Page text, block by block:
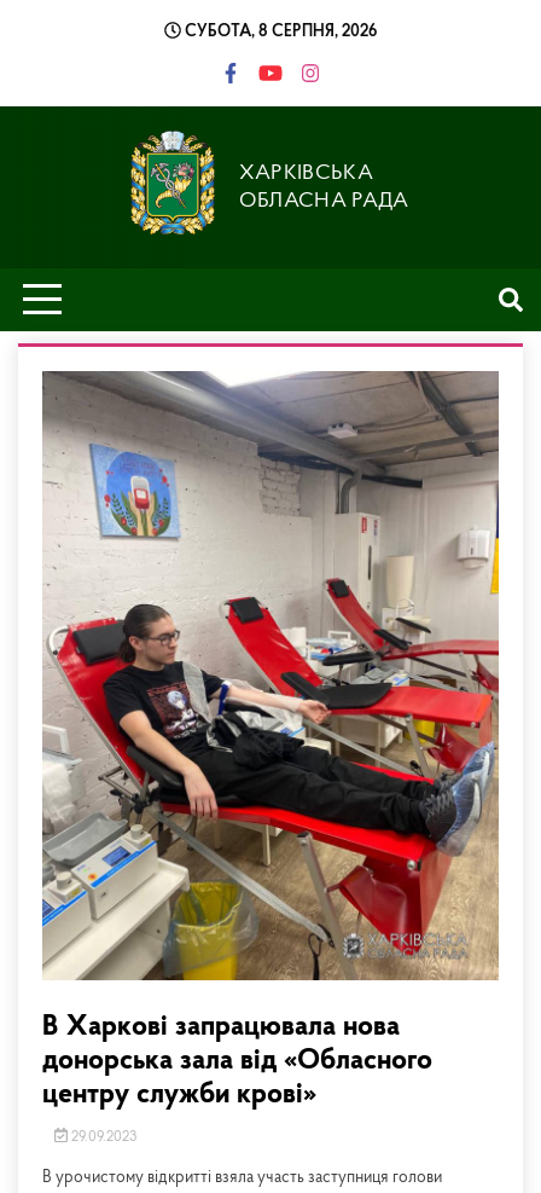
СУБОТА, 8 СЕРПНЯ, 2026
ХАРКІВСЬКА
ОБЛАСНА РАДА
В Харкові запрацювала нова
донорська зала від «Обласного
центру служби крові»
29.09.2023
В урочистому відкритті взяла участь заступниця голови